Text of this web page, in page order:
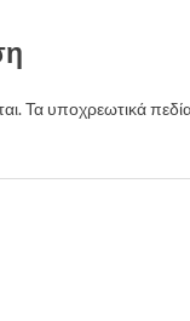
Τα υποχρεωτικά